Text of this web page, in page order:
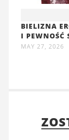
BIELIZNA
I PEWNOŚĆ
MAY 27, 2026